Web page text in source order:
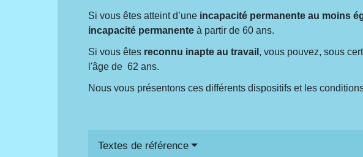
Si vous êtes atteint d’une incapacité permanente au moins
incapacité permanente à partir de 60 ans.
Si vous êtes reconnu inapte au travail , vous pouvez, sous
l'âge de 62 ans.
Nous vous présentons ces différents dispositifs et les
Textes de référence